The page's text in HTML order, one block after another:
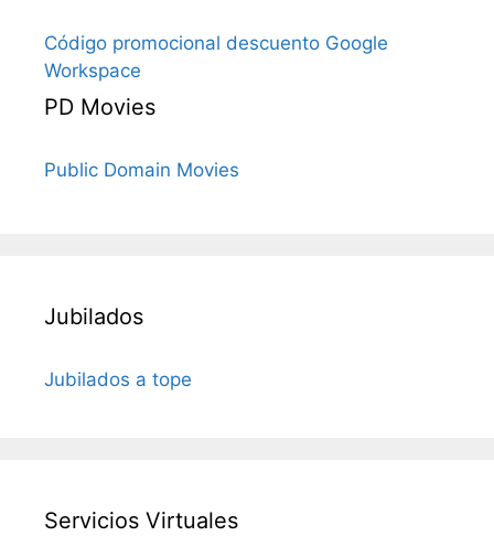
Código promocional descuento Google
Workspace
PD Movies
Public Domain Movies
Jubilados
Jubilados a tope
Servicios Virtuales